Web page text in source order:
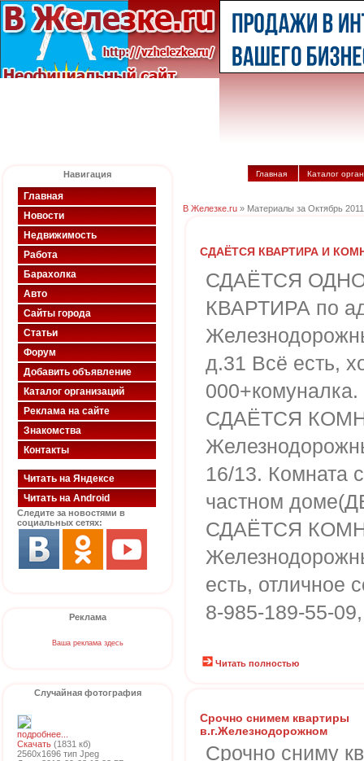
Навигация
Главная
Новости
Недвижимость
Работа
Барахолка
Авто
Сайты города
Статьи
Форум
Добавить объявление
Каталог организаций
Реклама на сайте
Знакомства
Контакты
Читать на Яндексе
Читать на Android
Следите за новостями в
социальных сетях:
Реклама
Ваша реклама здесь
Случайная фотография
подробнее...
Скачать (1831 кб)
2560x1696 тип Jpeg
Главная Каталог
В Железке.ru » Материалы за Октябрь 2011
СДАЁТСЯ КВАРТИРА И
СДАЁТСЯ
КВАРТИРА по
д.31 Всё есть,
000+комуналка.
СДАЁТСЯ
16/13. Комната
частном
СДАЁТСЯ
есть, отличное
8-985-189-55-
Читать полностью
Срочно снимем квартиры
в.г.Железнодорожном
Срочно сниму